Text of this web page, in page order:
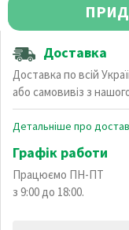
Доставка
Доставка по всій
або самовивіз з
Детальніше про
Графік работи
Працюємо ПН-ПТ
з 9:00 до 18:00.